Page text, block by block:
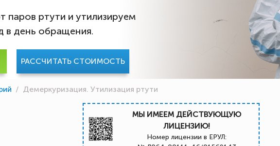
ртути и утилизируем
в день обращения.
РАССЧИТАТЬ СТОИМОСТЬ
/ Демеркуризация. Утилизация ртути
МЫ ИМЕЕМ ДЕЙСТВУЮЩУЮ
ЛИЦЕНЗИЮ!
Номер лицензии в ЕРУЛ: